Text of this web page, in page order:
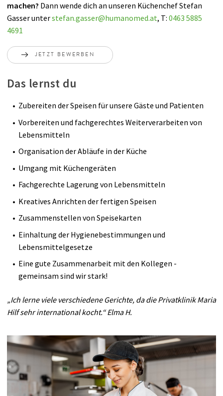
machen? Dann wende dich an unseren Küchenchef Stefan
Gasser unterstefan.gasser@humanomed.at, T: 0463 5885
4691
JETZT BEWERBEN
Das lernst du
Zubereiten der Speisen für unsere Gäste und Patienten
Vorbereiten und fachgerechtes Weiterverarbeiten von
Lebensmitteln
Organisation der Abläufe in der Küche
Umgang mit Küchengeräten
Fachgerechte Lagerung von Lebensmitteln
Kreatives Anrichten der fertigen Speisen
Zusammenstellen von Speisekarten
Einhaltung der Hygienebestimmungen und
Lebensmittelgesetze
Eine gute Zusammenarbeit mit den Kollegen -
gemeinsam sind wir stark!
„Ich lerne viele verschiedene Gerichte, da die Privatklinik Maria
Hilf sehr international kocht.“ Elma H.